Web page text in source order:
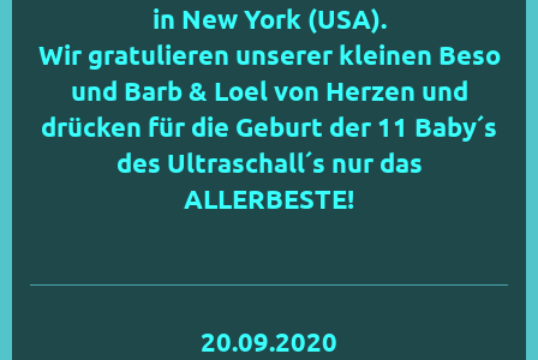
in New York (USA).
Wir gratulieren unserer kleinen Beso
und Barb & Loel von Herzen und
drücken für die Geburt der 11 Baby´s
des Ultraschall´s nur das
ALLERBESTE!
20.09.2020